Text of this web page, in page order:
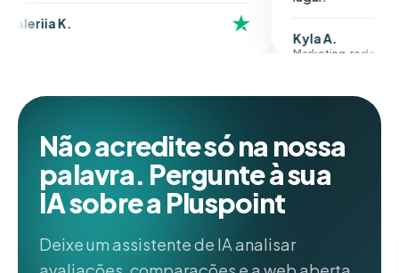
Marketing, rede de hotéis no
Não acredite só na nossa
palavra. Pergunte à sua
IA sobre a Pluspoint
Deixe um assistente de IA analisar